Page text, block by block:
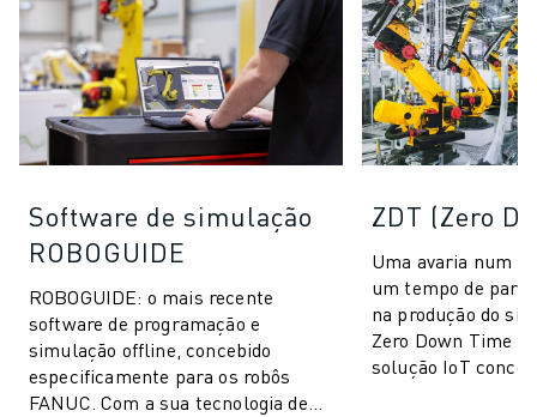
Software de simulação
ROBOGUIDE
ROBOGUIDE: o mais recente
software de programação e
simulação offline, concebido
especificamente para os robôs
FANUC. Com a sua tecnologia de
ZDT (Zero
Uma avaria num
um tempo de
na produção do
Zero Down Time
solução IoT